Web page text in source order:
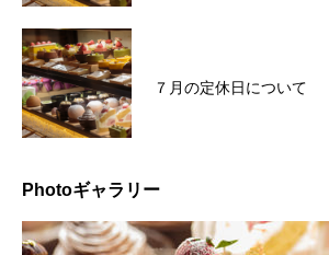
７月の定休日について
Photoギャラリー